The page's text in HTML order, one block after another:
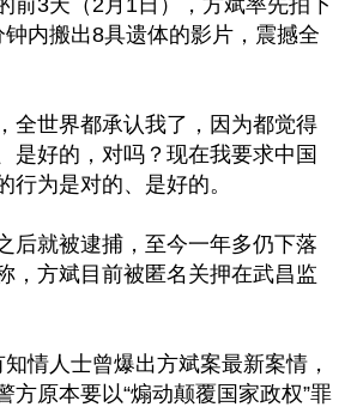
前3天（2月1日），方斌率先拍下
内搬出8具遗体的影片，震撼全
全世界都承认我了，因为都觉得
是好的，对吗？现在我要求中国
行为是对的、是好的。
后就被逮捕，至今一年多仍下落
，方斌目前被匿名关押在武昌监
情人士曾爆出方斌案最新案情，
方原本要以“煽动颠覆国家政权”罪